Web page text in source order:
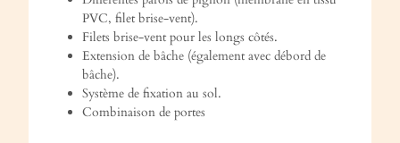
PVC, filet brise-vent).
Filets brise-vent pour les longs côtés.
Extension de bâche (également avec débord de
bâche).
Système de fixation au sol.
Combinaison de portes